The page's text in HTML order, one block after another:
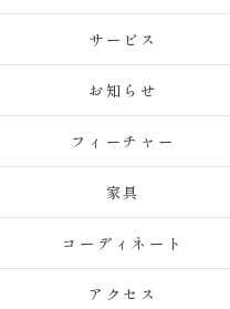
サービス
お知らせ
フィーチャー
家具
コーディネート
アクセス